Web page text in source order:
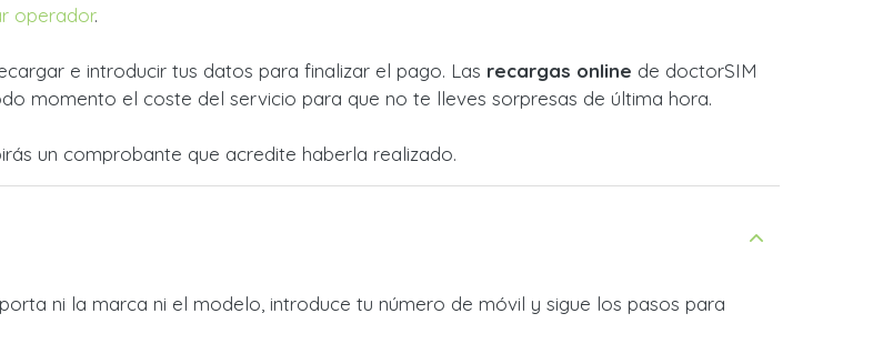
operador.
e introducir tus datos para finalizar el pago. Las recargas online de doctorSIM
momento el coste del servicio para que no te lleves sorpresas de última hora.
un comprobante que acredite haberla realizado.
ni la marca ni el modelo, introduce tu número de móvil y sigue los pasos para